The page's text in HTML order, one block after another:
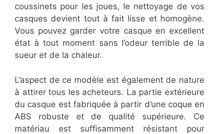
coussinets pour les joues, le nettoyage de vos
casques devient tout à fait lisse et homogène.
Vous pouvez garder votre casque en excellent
état à tout moment sans l’odeur terrible de la
sueur et de la chaleur.
L’aspect de ce modèle est également de nature
à attirer tous les acheteurs. La partie extérieure
du casque est fabriquée à partir d’une coque en
ABS robuste et de qualité supérieure. Ce
matériau est suffisamment résistant pour